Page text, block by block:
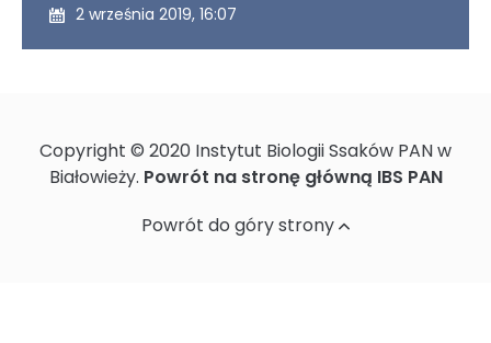
Ostatnio zmodyfikowany dnia:
2 września 2019, 16:07
Copyright © 2020 Instytut Biologii Ssaków PAN w
Białowieży. Powrót na stronę główną IBS PAN
Powrót do góry strony